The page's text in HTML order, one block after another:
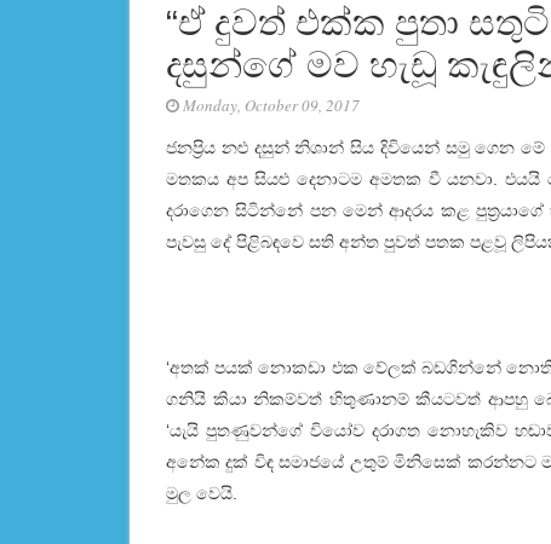
“ඒ දුවත් එක්ක පුතා
දසුන්ගේ මව හැඩූ
Monday, October 09, 2017
ජනප්‍රිය නළු දසුන් නිශාන් සිය දිවියෙන් සමු ගෙන
මතකය අප සියළු දෙනාටම අමතක වී යනවා.
දරාගෙන සිටින්නේ පන මෙන් ආදරය කළ
පැවසු දේ පිළිබඳවෙ සති අන්ත පුවත් පතක පළවූ
‘අතක් පයක් නොකඩා එක වේලක් බඩගින්නේ
ගනියි කියා නිකම්වත් හිතුණානම් කීයටවත් ආපහු
‘යැයි පුතණුවන්ගේ වියෝව දරාගත නොහැකිව
අනේක දුක් විඳ සමාජයේ උතුම් මිනිසෙක් කරන්නට
මුල වෙයි.